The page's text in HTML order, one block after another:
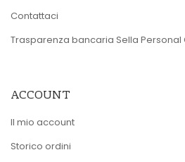
Contattaci
Trasparenza bancaria Sella Personal
ACCOUNT
Il mio account
Storico ordini